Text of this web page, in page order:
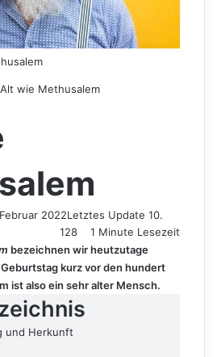
Alt wie Methusalem
2022Letztes Update 10.
128
1 Minute Lesezeit
bezeichnen wir heutzutage
kurz vor den hundert
ist also ein sehr alter Mensch.
und Herkunft